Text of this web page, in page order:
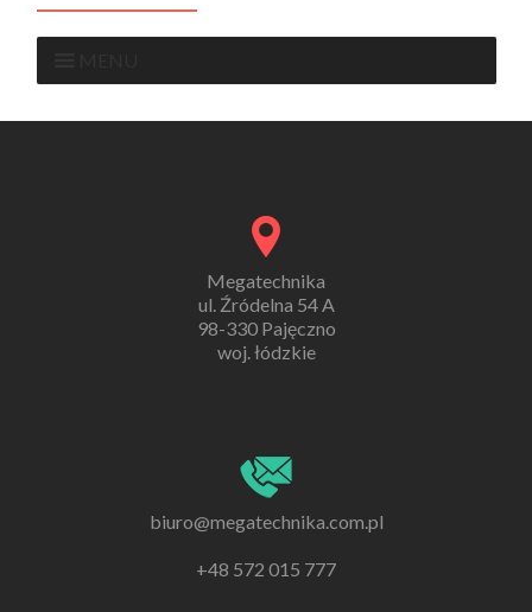
Megatechnika
ul. Źródelna 54 A
98-330 Pajęczno
woj. łódzkie
biuro@megatechnika.com.pl
+48 572 015 777